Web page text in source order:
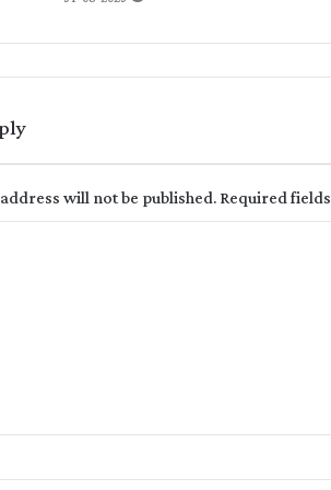
will not be published.Required